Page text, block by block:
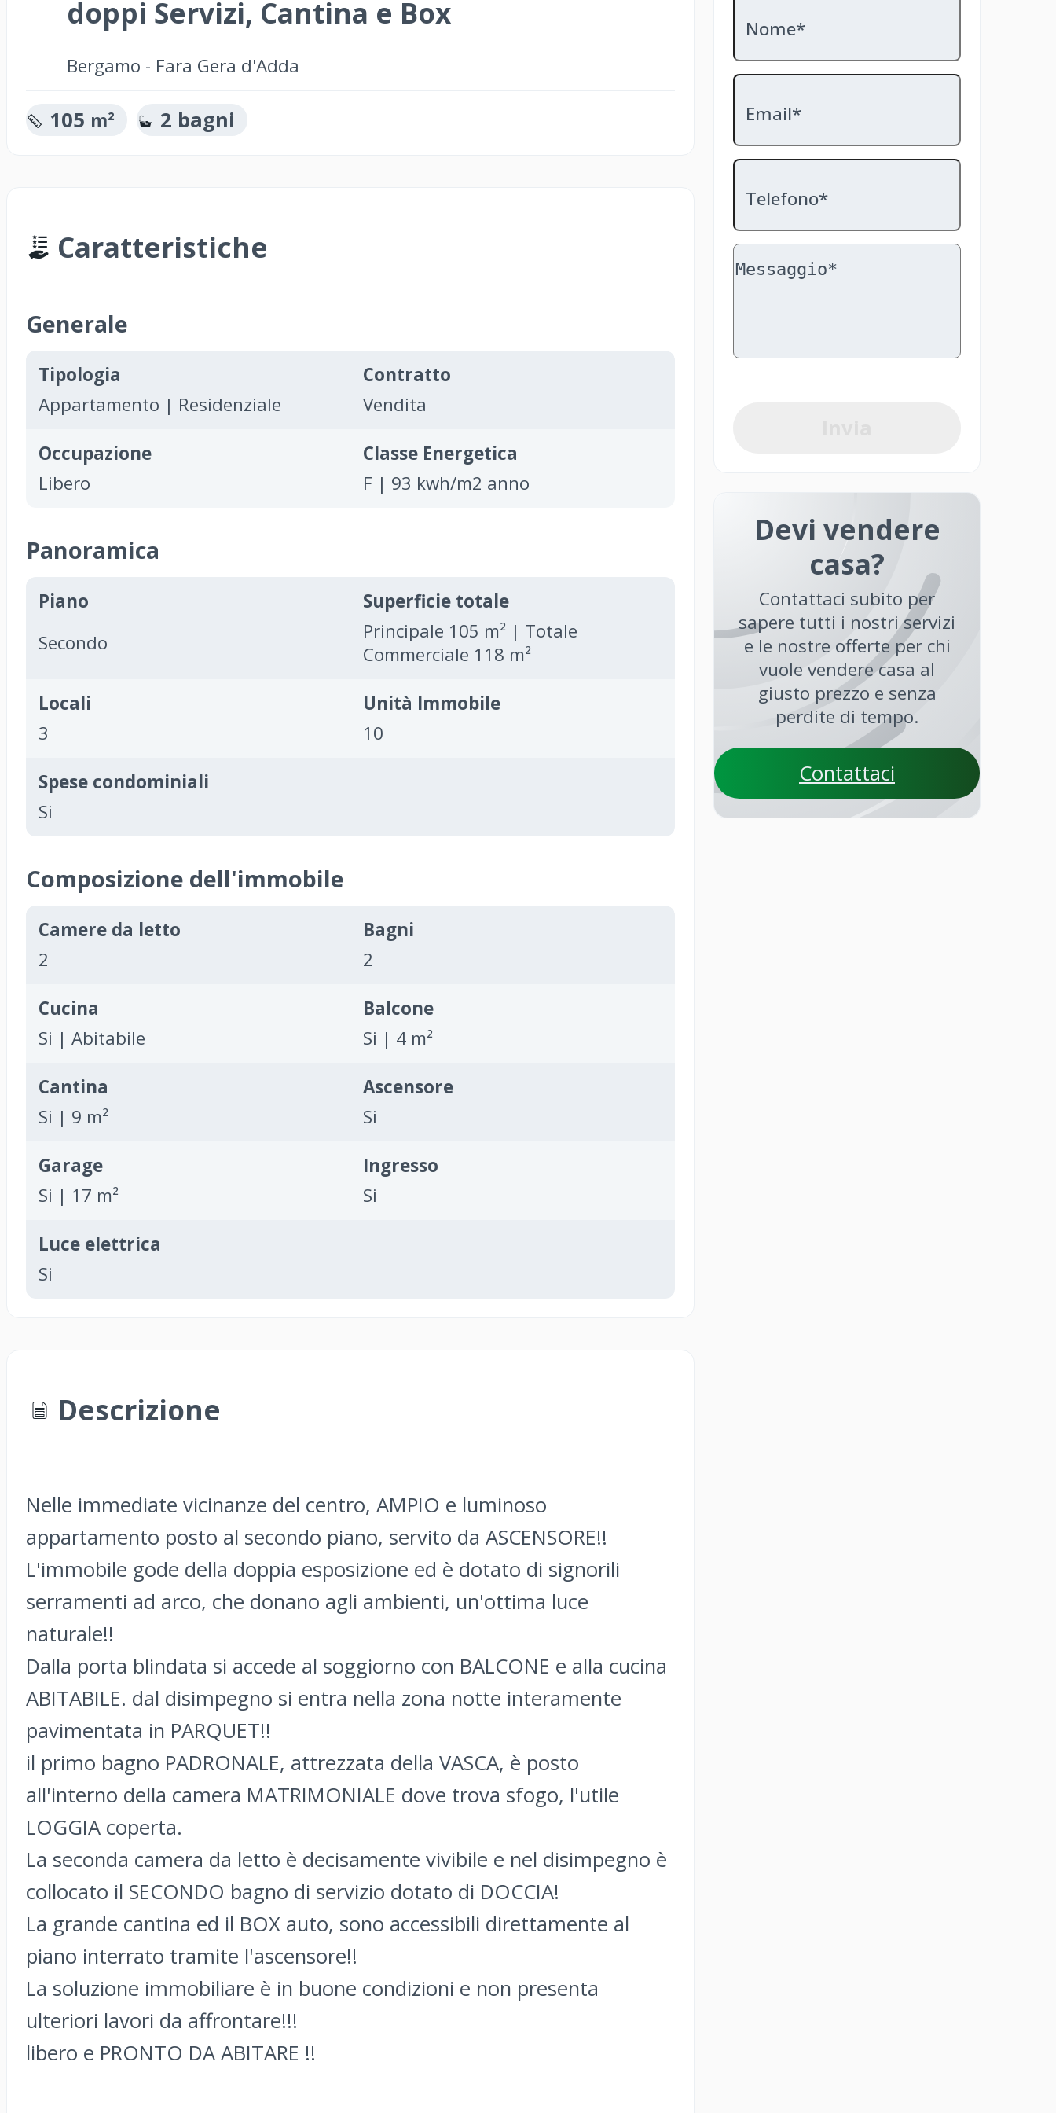
doppi Servizi, Cantina e Box
Bergamo - Fara Gera d'Adda
105 m² 2 bagni
Caratteristiche
Generale
Tipologia
Appartamento | Residenziale
Contratto
Vendita
Occupazione
Libero
Classe Energetica
F | 93 kwh/m2 anno
Panoramica
Piano
Secondo
Superficie totale
Principale 105 m² | Totale
Commerciale 118 m²
Locali
3
Unità Immobile
10
Spese condominiali
Si
Composizione dell'immobile
Camere da letto
2
Bagni
2
Cucina
Si | Abitabile
Balcone
Si | 4 m²
Cantina
Si | 9 m²
Ascensore
Si
Garage
Si | 17 m²
Ingresso
Si
Luce elettrica
Si
Descrizione
Nelle immediate vicinanze del centro, AMPIO e luminoso
appartamento posto al secondo piano, servito da ASCENSORE!!
L'immobile gode della doppia esposizione ed è dotato di signorili
serramenti ad arco, che donano agli ambienti, un'ottima luce
naturale!!
Dalla porta blindata si accede al soggiorno con BALCONE e alla cucina
ABITABILE. dal disimpegno si entra nella zona notte interamente
pavimentata in PARQUET!!
il primo bagno PADRONALE, attrezzata della VASCA, è posto
all'interno della camera MATRIMONIALE dove trova sfogo, l'utile
LOGGIA coperta.
La seconda camera da letto è decisamente vivibile e nel disimpegno è
collocato il SECONDO bagno di servizio dotato di DOCCIA!
La grande cantina ed il BOX auto, sono accessibili direttamente al
piano interrato tramite l'ascensore!!
La soluzione immobiliare è in buone condizioni e non presenta
ulteriori lavori da affrontare!!!
libero e PRONTO DA ABITARE !!
Nome*
Email*
Telefono*
Devi vendere
casa?
Contattaci subito per
sapere tutti i nostri servizi
e le nostre offerte per chi
vuole vendere casa al
giusto prezzo e senza
perdite di tempo.
Contattaci